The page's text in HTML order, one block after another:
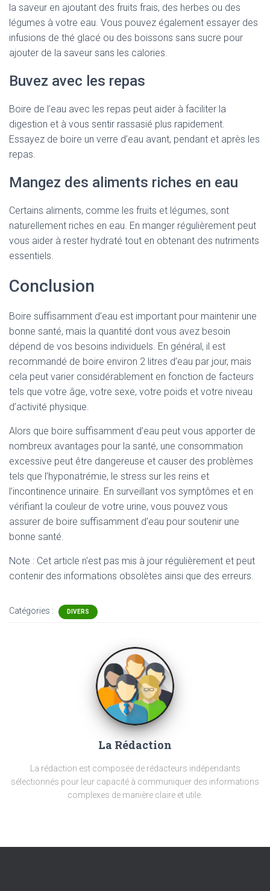
la saveur en ajoutant des fruits frais, des herbes ou des
légumes à votre eau. Vous pouvez également essayer des
infusions de thé glacé ou des boissons sans sucre pour
ajouter de la saveur sans les calories.
Buvez avec les repas
Boire de l’eau avec les repas peut aider à faciliter la
digestion et à vous sentir rassasié plus rapidement.
Essayez de boire un verre d’eau avant, pendant et après les
repas.
Mangez des aliments riches en eau
Certains aliments, comme les fruits et légumes, sont
naturellement riches en eau. En manger régulièrement peut
vous aider à rester hydraté tout en obtenant des nutriments
essentiels.
Conclusion
Boire suffisamment d’eau est important pour maintenir une
bonne santé, mais la quantité dont vous avez besoin
dépend de vos besoins individuels. En général, il est
recommandé de boire environ 2 litres d’eau par jour, mais
cela peut varier considérablement en fonction de facteurs
tels que votre âge, votre sexe, votre poids et votre niveau
d’activité physique.
Alors que boire suffisamment d’eau peut vous apporter de
nombreux avantages pour la santé, une consommation
excessive peut être dangereuse et causer des problèmes
tels que l’hyponatrémie, le stress sur les reins et
l’incontinence urinaire. En surveillant vos symptômes et en
vérifiant la couleur de votre urine, vous pouvez vous
assurer de boire suffisamment d’eau pour soutenir une
bonne santé.
Note : Cet article n'est pas mis à jour régulièrement et peut
contenir des informations obsolètes ainsi que des erreurs.
Catégories : DIVERS
La Rédaction
La rédaction est composée de rédacteurs indépendants
sélectionnés pour leur capacité à communiquer des informations
complexes de manière claire et utile.